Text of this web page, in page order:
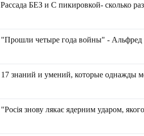
Рассада БЕЗ и С пикировкой- сколько
"Прошли четыре года войны" - Альфред
17 знаний и умений, которые однажды
"Росія знову лякає ядерним ударом,